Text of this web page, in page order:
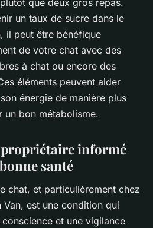
que deux gros repas.
un taux de sucre dans le
il peut être bénéfique
de votre chat avec des
à chat ou encore des
éléments peuvent aider
énergie de manière plus
un bon métabolisme.
informé
santé
chat, et particulièrement chez
est une condition qui
et une vigilance